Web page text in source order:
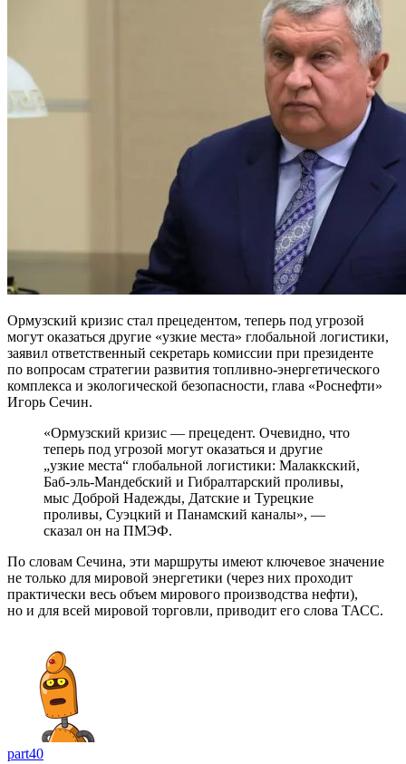
Ормузский кризис стал прецедентом, теперь под угрозой
могут оказаться другие «узкие места» глобальной логистики,
заявил ответственный секретарь комиссии при президенте
по вопросам стратегии развития топливно-энергетического
комплекса и экологической безопасности, глава «Роснефти»
Игорь Сечин.
«Ормузский кризис — прецедент. Очевидно, что
теперь под угрозой могут оказаться и другие
„узкие места“ глобальной логистики: Малаккский,
Баб-эль-Мандебский и Гибралтарский проливы,
мыс Доброй Надежды, Датские и Турецкие
проливы, Суэцкий и Панамский каналы», —
сказал он на ПМЭФ.
По словам Сечина, эти маршруты имеют ключевое значение
не только для мировой энергетики (через них проходит
практически весь объем мирового производства нефти),
но и для всей мировой торговли, приводит его слова ТАСС.
part40